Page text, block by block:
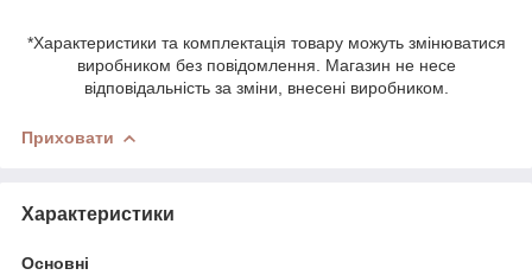
*Характеристики та комплектація товару можуть змінюватися
виробником без повідомлення. Магазин не несе
відповідальність за зміни, внесені виробником.
Приховати
Характеристики
Основні